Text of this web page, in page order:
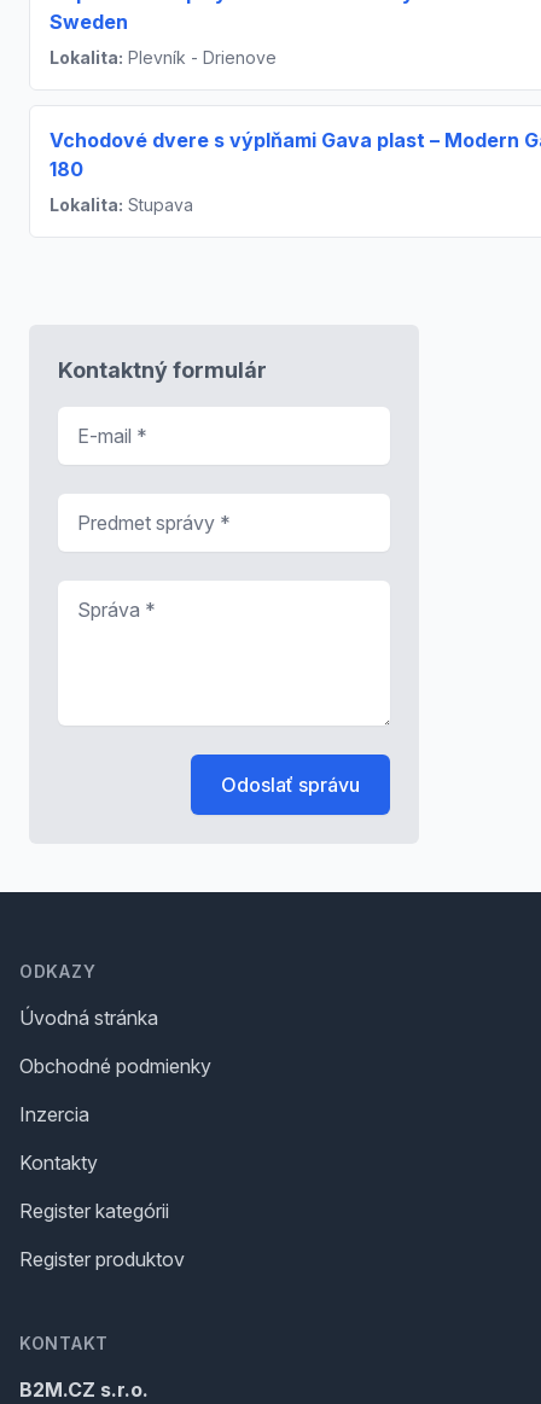
Sweden
Lokalita: Plevník - Drienove
Vchodové dvere s výplňami Gava plast – Modern
180
Lokalita: Stupava
Kontaktný formulár
Odoslať správu
ODKAZY
Úvodná stránka
Obchodné podmienky
Inzercia
Kontakty
Register kategórii
Register produktov
KONTAKT
B2M.CZ s.r.o.